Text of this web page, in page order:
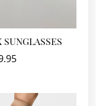
SUNGLASSES